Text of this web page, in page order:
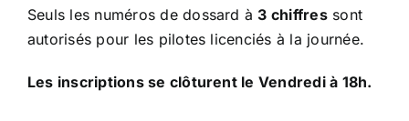
Seuls les numéros de dossard à3 chiffressont
autorisés pour les pilotes licenciés à la journée.
Les inscriptions se clôturent le Vendredi à 18h.